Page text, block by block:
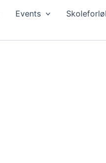
Events